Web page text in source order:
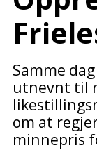
Samme
utnevnt til
om at
minnepris